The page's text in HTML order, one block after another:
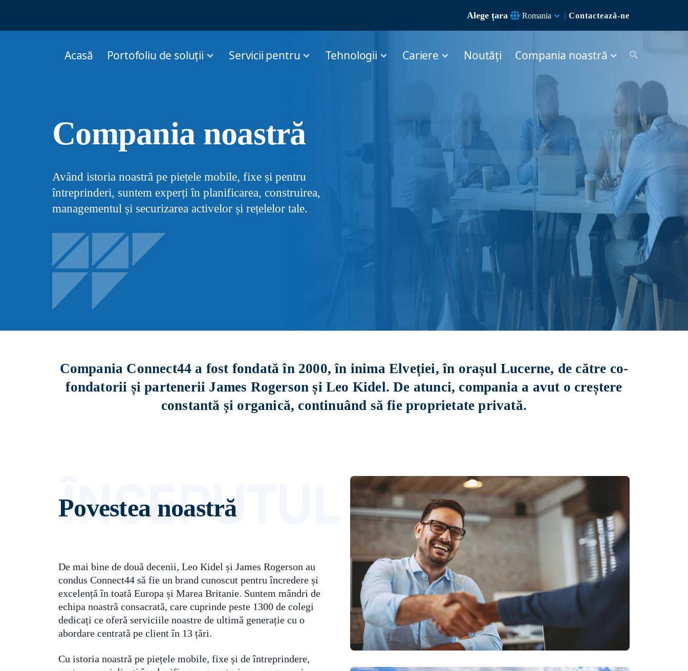
Alege țara Romania | Contactează-ne
Acasă Portofoliu de soluții Servicii pentru Tehnologii Cariere Noutăți Compania noastră
Compania noastră
Având istoria noastră pe piețele mobile, fixe și pentru
întreprinderi, suntem experți în planificarea, construirea,
managementul și securizarea activelor și rețelelor tale.
Compania Connect44 a fost fondată în 2000, în inima Elveției, în orașul Lucerne, de către co-
fondatorii și partenerii James Rogerson și Leo Kidel. De atunci, compania a avut o creștere
constantă și organică, continuând să fie proprietate privată.
Povestea noastră
De mai bine de două decenii, Leo Kidel și James Rogerson au
condus Connect44 să fie un brand cunoscut pentru încredere și
excelență în toată Europa și Marea Britanie. Suntem mândri de
echipa noastră consacrată, care cuprinde peste 1300 de colegi
dedicați ce oferă serviciile noastre de ultimă generație cu o
abordare centrată pe client în 13 țări.
Cu istoria noastră pe piețele mobile, fixe și de întreprindere,